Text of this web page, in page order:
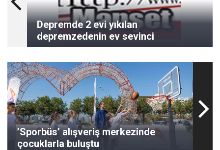
Depremde 2 evi yıkılan
depremzedenin ev sevinci
’Sporbüs’ alışveriş merkezinde
çocuklarla buluştu